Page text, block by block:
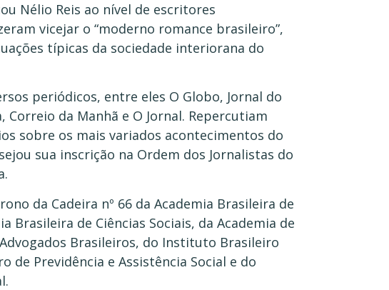
Nélio Reis ao nível de escritores
vicejar o “moderno romance brasileiro”,
típicas da sociedade interiorana do
periódicos, entre eles O Globo, Jornal do
da Manhã e O Jornal. Repercutiam
sobre os mais variados acontecimentos do
sua inscrição na Ordem dos Jornalistas do
da Cadeira nº 66 da Academia Brasileira de
de Ciências Sociais, da Academia de
Brasileiros, do Instituto Brasileiro
Previdência e Assistência Social e do